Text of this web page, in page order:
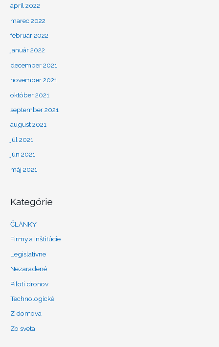
apríl 2022
marec 2022
február 2022
január 2022
december 2021
november 2021
október 2021
september 2021
august 2021
júl 2021
jún 2021
máj 2021
Kategórie
ČLÁNKY
Firmy a inštitúcie
Legislatívne
Nezaradené
Piloti dronov
Technologické
Z domova
Zo sveta